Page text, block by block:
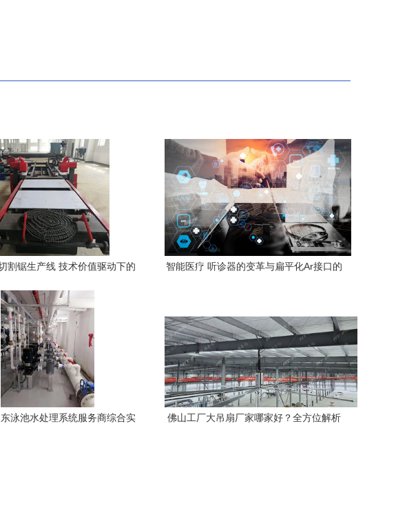
割锯生产线 技术价值驱动下的
智能医疗 听诊器的变革与扁平化Ar接口的
泳池水处理系统服务商综合实
佛山工厂大吊扇厂家哪家好？全方位解析